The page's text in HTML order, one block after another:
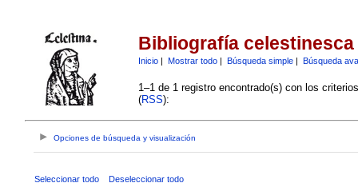
Bibliografía celestinesca
Inicio| Mostrar todo| Búsqueda simple| Búsqueda
1–1 de 1 registro encontrado(s) con los
(RSS):
Opciones de búsqueda y visualización
Seleccionar todo Deseleccionar todo